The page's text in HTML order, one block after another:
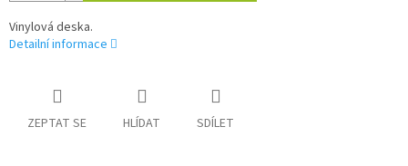
Vinylová deska.
Detailní informace
ZEPTAT SE HLÍDAT SDÍLET